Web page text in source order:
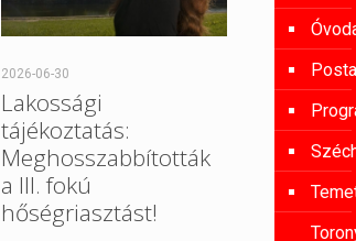
2026-06-30
Lakossági
tájékoztatás:
Meghosszabbították
a III. fokú
hőségriasztást!
Posta